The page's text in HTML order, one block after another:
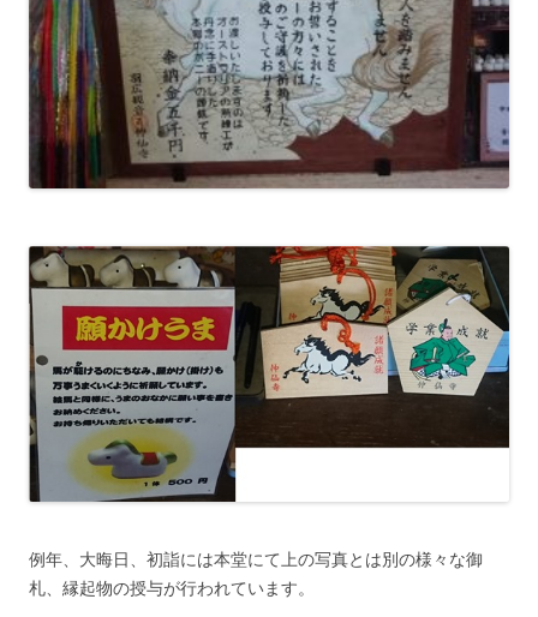
例年、大晦日、初詣には本堂にて上の写真とは別の様々な御
札、縁起物の授与が行われています。